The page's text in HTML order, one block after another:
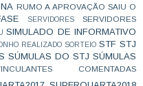
RUMO A APROVAÇÃO SAIU O
SERVIDORES
SERVIDORES
SIMULADO DE INFORMATIVO
REALIZADO SORTEIO STF STJ
SÚMULAS DO STJ SÚMULAS
COMENTADAS